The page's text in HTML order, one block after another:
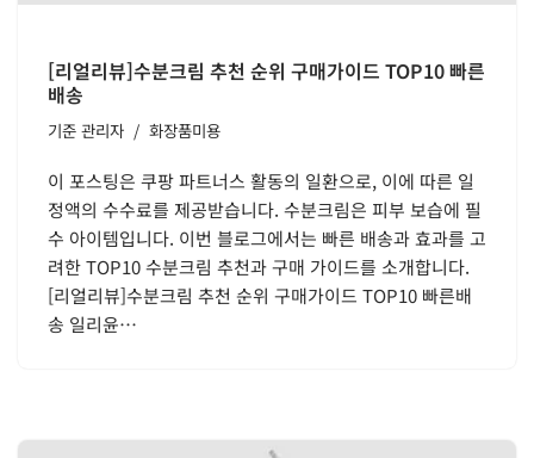
[리얼리뷰]수분크림 추천 순위 구매가이드 TOP10 빠른
배송
기준 관리자 화장품미용
이 포스팅은 쿠팡 파트너스 활동의 일환으로, 이에 따른 일
정액의 수수료를 제공받습니다. 수분크림은 피부 보습에 필
수 아이템입니다. 이번 블로그에서는 빠른 배송과 효과를 고
려한 TOP10 수분크림 추천과 구매 가이드를 소개합니다.
[리얼리뷰]수분크림 추천 순위 구매가이드 TOP10 빠른배
송 일리윤…